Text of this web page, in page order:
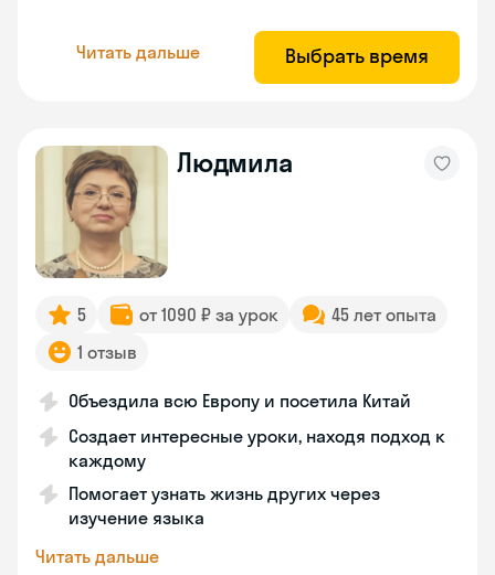
Читать дальше Выбрать время
Людмила
5 от 1090 ₽ за урок
45 лет опыта
1 отзыв
Объездила всю Европу и посетила Китай
Создает интересные уроки, находя подход к
каждому
Помогает узнать жизнь других через
изучение языка
Читать дальше